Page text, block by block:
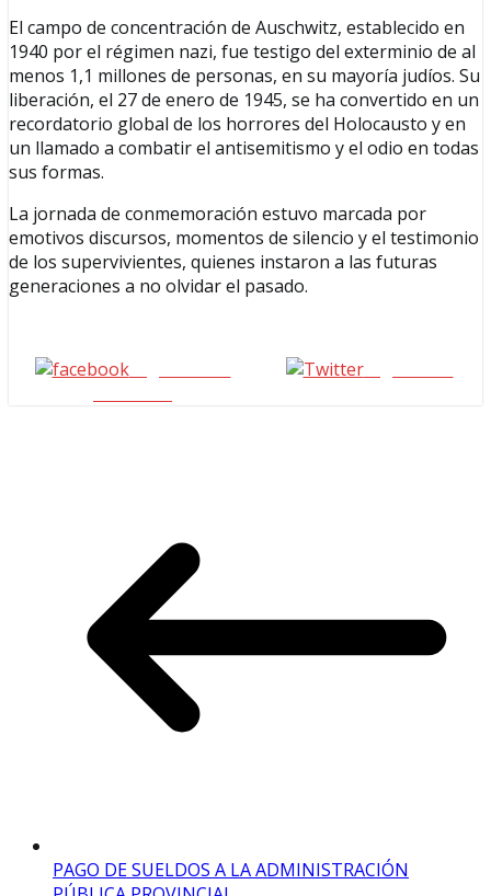
El campo de concentración de Auschwitz, establecido en
1940 por el régimen nazi, fue testigo del exterminio de al
menos 1,1 millones de personas, en su mayoría judíos. Su
liberación, el 27 de enero de 1945, se ha convertido en un
recordatorio global de los horrores del Holocausto y en
un llamado a combatir el antisemitismo y el odio en todas
sus formas.
La jornada de conmemoración estuvo marcada por
emotivos discursos, momentos de silencio y el testimonio
de los supervivientes, quienes instaron a las futuras
generaciones a no olvidar el pasado.
Seguinos en
seguinos X
PAGO DE SUELDOS A LA ADMINISTRACIÓN